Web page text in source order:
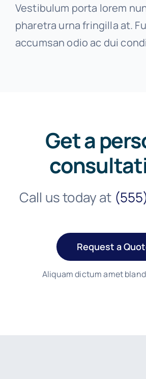
Vestibulum porta lorem
pharetra urna fringilla at.
accumsan odio ac dui
Get a
Call us today at
Request a
Aliquam dictum amet